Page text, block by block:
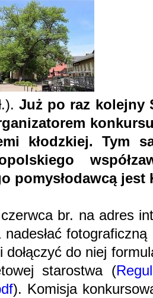
Już po raz kolejny
kłodzkiej. Tym
pomysłodawcą
br. na adres
nadesłać
dołączyć do niej
starostwa (
). Komisja